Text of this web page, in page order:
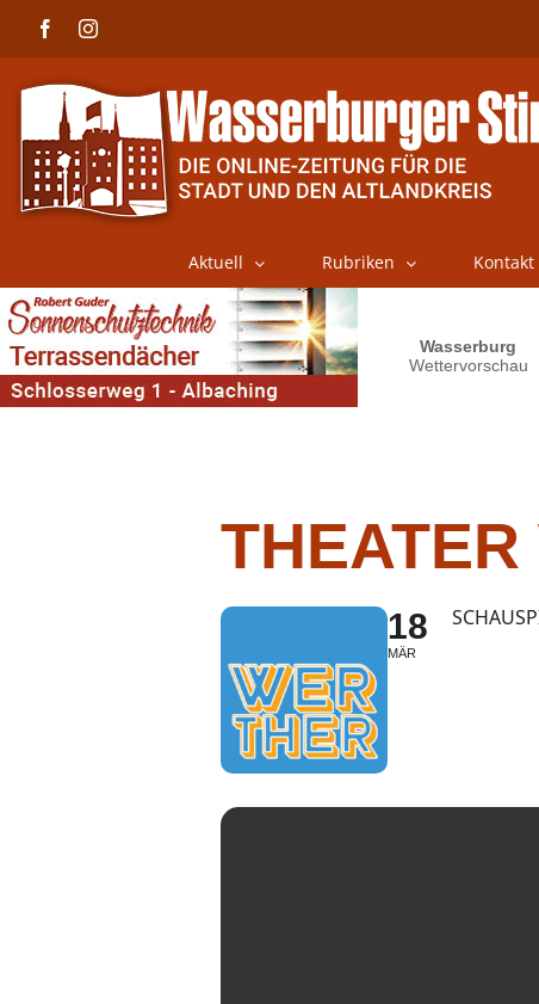
FacebookInstagram
Aktuell Rubriken Kontakt
18
MÄR